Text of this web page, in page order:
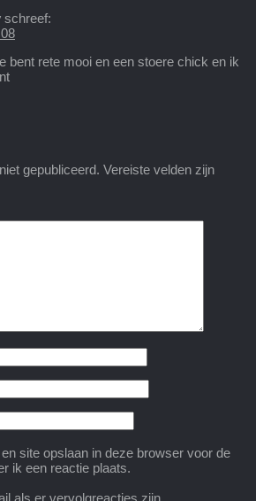
schreef:
bent rete mooi en een stoere chick en ik
gepubliceerd. Vereiste velden zijn
site opslaan in deze browser voor de
ik een reactie plaats.